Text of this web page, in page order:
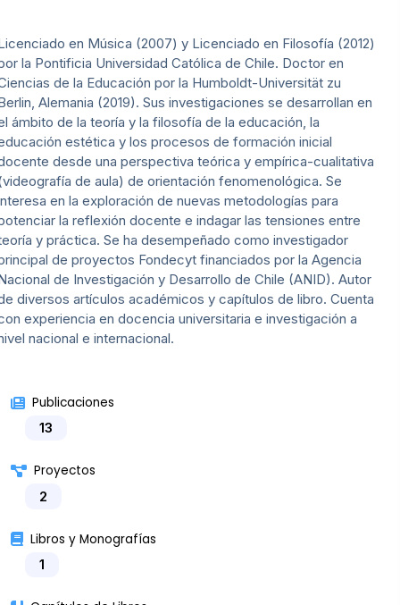
en Música (2007) y Licenciado en Filosofía (2012)
la Pontificia Universidad Católica de Chile. Doctor en
de la Educación por la Humboldt-Universität zu
Alemania (2019). Sus investigaciones se desarrollan en
ámbito de la teoría y la filosofía de la educación, la
estética y los procesos de formación inicial
desde una perspectiva teórica y empírica-cualitativa
de aula) de orientación fenomenológica. Se
en la exploración de nuevas metodologías para
la reflexión docente e indagar las tensiones entre
y práctica. Se ha desempeñado como investigador
de proyectos Fondecyt financiados por la Agencia
de Investigación y Desarrollo de Chile (ANID). Autor
diversos artículos académicos y capítulos de libro. Cuenta
experiencia en docencia universitaria e investigación a
nacional e internacional.
Publicaciones
13
Proyectos
2
Libros y Monografías
1